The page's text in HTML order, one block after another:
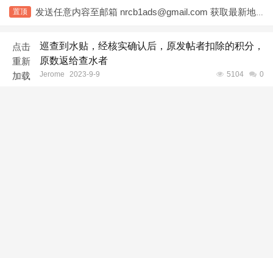
置顶 发送任意内容至邮箱 nrcb1ads@gmail.com 获取最新地址
点击
重新
加载
巡查到水贴，经核实确认后，原发帖者扣除的积分，
原数返给查水者
Jerome 2023-9-9 5104 0